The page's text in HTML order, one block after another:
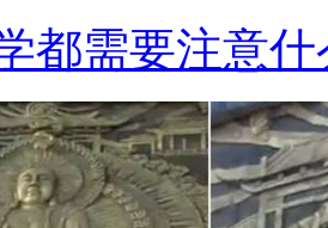
都需要注意什